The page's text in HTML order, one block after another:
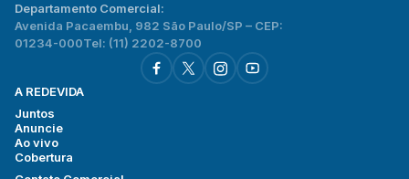
Departamento Comercial:
Avenida Pacaembu, 982 São Paulo/SP – CEP:
01234-000Tel: (11) 2202-8700
A REDEVIDA
Juntos
Anuncie
Ao vivo
Cobertura